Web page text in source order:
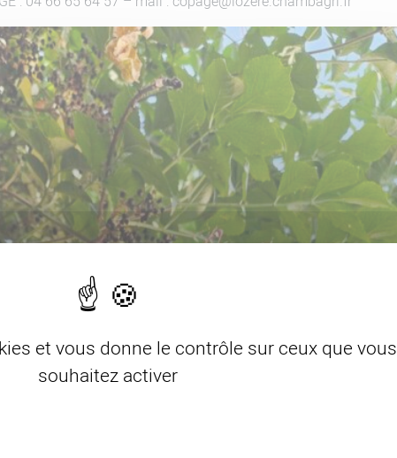
et vous donne le contrôle sur ceux que vous
souhaitez activer